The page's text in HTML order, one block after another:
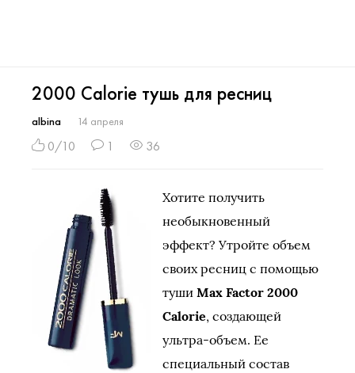
2000 Calorie тушь для ресниц
albina 14 апреля
0/10 1 36
Хотите получить
необыкновенный
эффект? Утройте объем
своих ресниц с помощью
туши Max Factor 2000
Calorie, создающей
ультра-объем. Ее
специальный состав